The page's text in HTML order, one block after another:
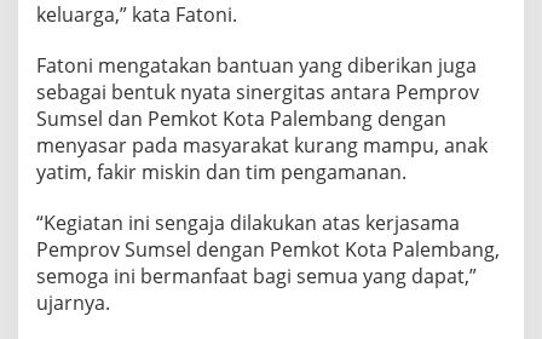
keluarga,” kata Fatoni.
Fatoni mengatakan bantuan yang diberikan juga
sebagai bentuk nyata sinergitas antara Pemprov
Sumsel dan Pemkot Kota Palembang dengan
menyasar pada masyarakat kurang mampu, anak
yatim, fakir miskin dan tim pengamanan.
“Kegiatan ini sengaja dilakukan atas kerjasama
Pemprov Sumsel dengan Pemkot Kota Palembang,
semoga ini bermanfaat bagi semua yang dapat,”
ujarnya.